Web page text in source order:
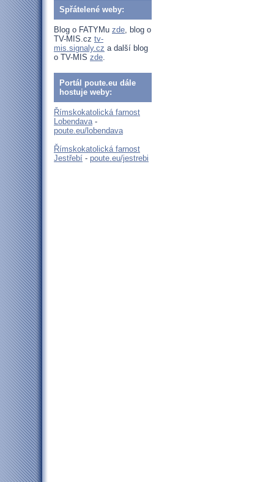
Spřátelené weby:
Blog o FATYMu zde, blog o
TV-MIS.cz tv-
mis.signaly.cz a další blog
o TV-MIS zde.
Portál poute.eu dále
hostuje weby:
Římskokatolická farnost
Lobendava-
poute.eu/lobendava
Římskokatolická farnost
Jestřebí - poute.eu/jestrebi